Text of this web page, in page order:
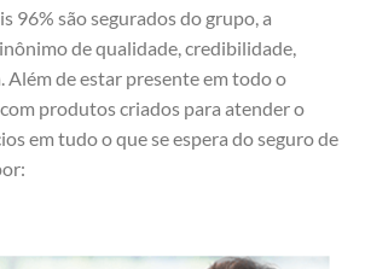
96% são segurados do grupo, a
de qualidade, credibilidade,
Além de estar presente em todo o
produtos criados para atender o
em tudo o que se espera do seguro de